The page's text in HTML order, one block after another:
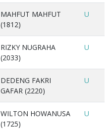
MAHFUT MAHFUT
(1812)
U
RIZKY NUGRAHA
(2033)
U
DEDENG FAKRI
GAFAR (2220)
U
WILTON HOWANUSA
(1725)
U